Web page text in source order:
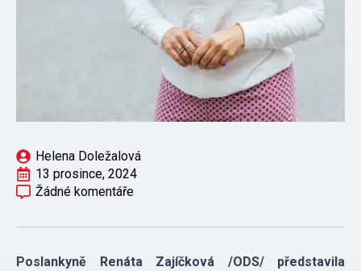
Helena Doležalová
13 prosince, 2024
Žádné komentáře
Poslankyně Renáta Zajíčková /ODS/ představila